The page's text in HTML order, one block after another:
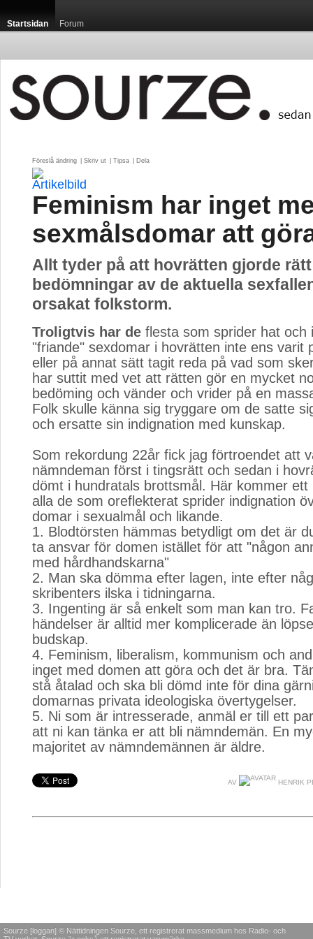
Startsidan Forum
Föreslå ändring Skriv ut Tipsa Dela
Feminism har inget
sexmålsdomar att
Allt tyder på att hovrätten gjorde
bedömningar av de aktuella
orsakat folkstorm.
Troligtvis har de flesta som sprider hat och
"friande" sexdomar i hovrätten inte ens varit
eller på annat sätt tagit reda på vad som
har suttit med vet att rätten gör en mycket
bedöming och vänder och vrider på en
Folk skulle känna sig tryggare om de satte
och ersatte sin indignation med kunskap.
Som rekordung 22år fick jag förtroendet att
nämndeman först i tingsrätt och sedan i
dömt i hundratals brottsmål. Här kommer ett
alla de som oreflekterat sprider indignation
domar i sexualmål och likande.
1. Blodtörsten hämmas betydligt om det är
ta ansvar för domen istället för att "någon
med hårdhandskarna"
2. Man ska dömma efter lagen, inte efter
skribenters ilska i tidningarna.
3. Ingenting är så enkelt som man kan tro.
händelser är alltid mer komplicerade än
budskap.
4. Feminism, liberalism, kommunism och
inget med domen att göra och det är bra.
stå åtalad och ska bli dömd inte för dina
domarnas privata ideologiska övertygelser.
5. Ni som är intresserade, anmäl er till ett
att ni kan tänka er att bli nämndemän. En
majoritet av nämndemännen är äldre.
AV HENRIK
Sourze [loggan] © Nättidningen Sourze, ett registrerat massmedium hos Radio- och